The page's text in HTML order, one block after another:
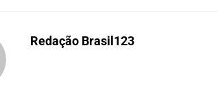
Redação Brasil123